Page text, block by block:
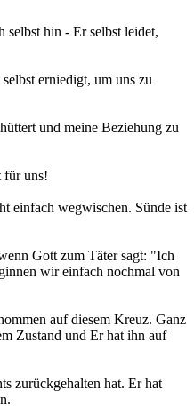
hin - Er selbst leidet,
erniedigt, um uns zu
und meine Beziehung zu
für uns!
einfach wegwischen. Sünde ist
Gott zum Täter sagt: "Ich
wir einfach nochmal von
auf diesem Kreuz. Ganz
Zustand und Er hat ihn auf
zurückgehalten hat. Er hat